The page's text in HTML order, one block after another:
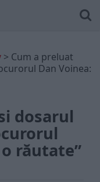
> Cum a preluat
Dan Voinea:
dosarul
răutate”